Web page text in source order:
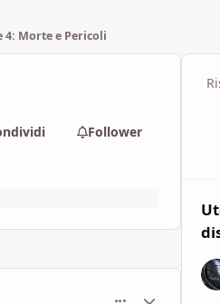
4: Morte e Pericoli
Follower
comment_1762276
Statistiche